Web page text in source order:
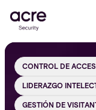
CONTROL DE
LIDERAZGO
GESTIÓN DE